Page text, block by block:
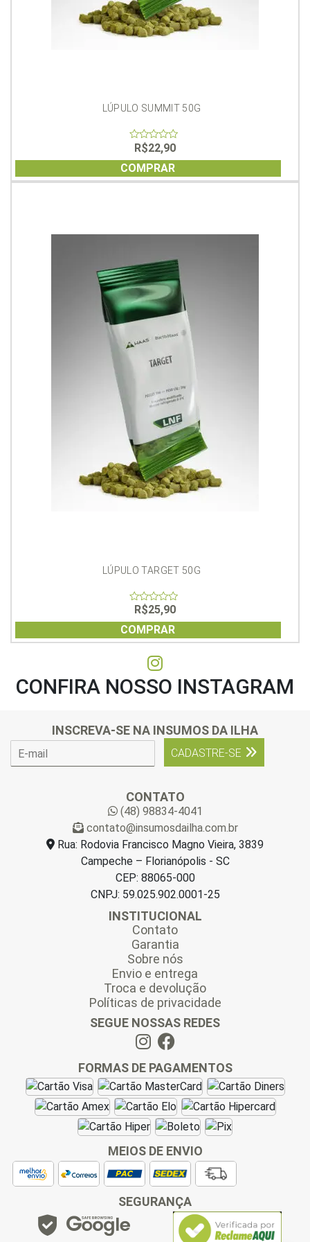
LÚPULO SUMMIT 50G
of
5
R$22,90
COMPRAR
LÚPULO TARGET 50G
of
5
R$25,90
COMPRAR
CONFIRA NOSSO INSTAGRAM
INSCREVA-SE NA INSUMOS DA ILHA
CADASTRE-SE
CONTATO
(48) 98834-4041
contato@insumosdailha.com.br
Rua: Rodovia Francisco Magno Vieira, 3839
Campeche – Florianópolis - SC
CEP: 88065-000
CNPJ: 59.025.902.0001-25
INSTITUCIONAL
Contato
Garantia
Sobre nós
Envio e entrega
Troca e devolução
Políticas de privacidade
SEGUE NOSSAS REDES
FORMAS DE PAGAMENTOS
MEIOS DE ENVIO
SEGURANÇA